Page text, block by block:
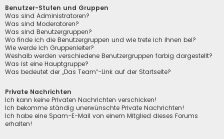
Benutzer-Stufen und Gruppen
Was sind Administratoren?
Was sind Moderatoren?
Was sind Benutzergruppen?
Wo finde ich die Benutzergruppen und wie trete ich ihnen bei?
Wie werde ich Gruppenleiter?
Weshalb werden verschiedene Benutzergruppen farbig dargestellt?
Was ist eine Hauptgruppe?
Was bedeutet der „Das Team“-Link auf der Startseite?
Private Nachrichten
Ich kann keine Privaten Nachrichten verschicken!
Ich bekomme ständig unerwünschte Private Nachrichten!
Ich habe eine Spam-E-Mail von einem Mitglied dieses Forums
erhalten!